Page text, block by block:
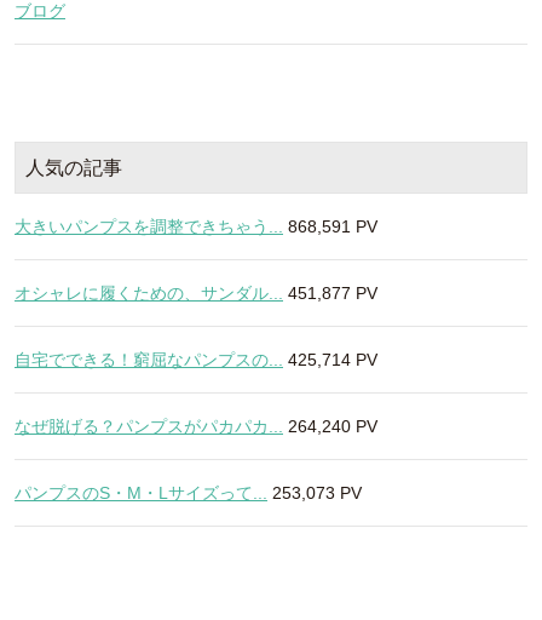
ブログ
人気の記事
大きいパンプスを調整できちゃう... 868,591 PV
オシャレに履くための、サンダル... 451,877 PV
自宅でできる！窮屈なパンプスの... 425,714 PV
なぜ脱げる？パンプスがパカパカ... 264,240 PV
パンプスのS・M・Lサイズって... 253,073 PV